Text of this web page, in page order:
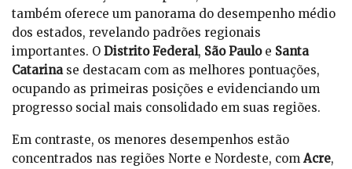
também oferece um panorama do desempenho médio
dos estados, revelando padrões regionais
importantes. O Distrito Federal, São Pauloe Santa
Catarinase destacam com as melhores pontuações,
ocupando as primeiras posições e evidenciando um
progresso social mais consolidado em suas regiões.
Em contraste, os menores desempenhos estão
concentrados nas regiões Norte e Nordeste, com Acre,